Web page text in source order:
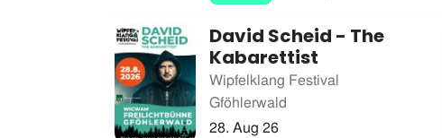
David Scheid - The
Kabarettist
Wipfelklang Festival
Gföhlerwald
28. Aug 26